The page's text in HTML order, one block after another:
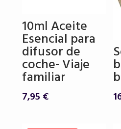
10ml Aceite
Esencial para
difusor de
coche- Viaje
familiar
7,95 €